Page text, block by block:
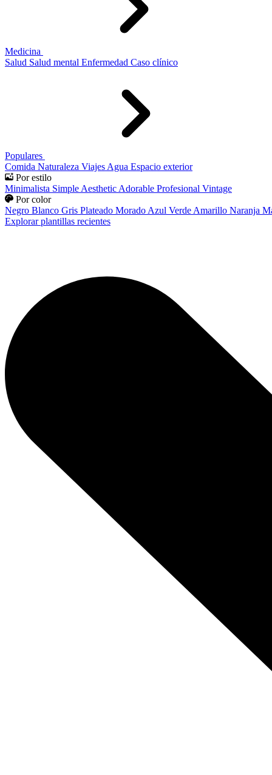
Medicina
Salud Salud mental Enfermedad Caso clínico
Populares
Comida Naturaleza Viajes Agua Espacio exterior
Por estilo
Minimalista Simple Aesthetic Adorable Profesional Vintage
Por color
Negro Blanco Gris Plateado Morado Azul Verde Amarillo Naranja
Explorar plantillas recientes